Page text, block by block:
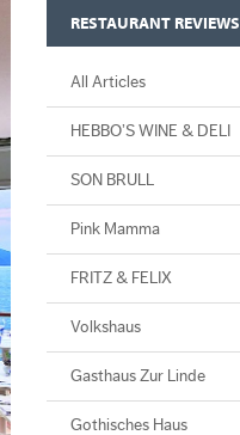
RESTAURANT REVIEWS
All Articles
HEBBO’S WINE & DELI
SON BRULL
Pink Mamma
FRITZ & FELIX
Volkshaus
Gasthaus Zur Linde
Gothisches Haus